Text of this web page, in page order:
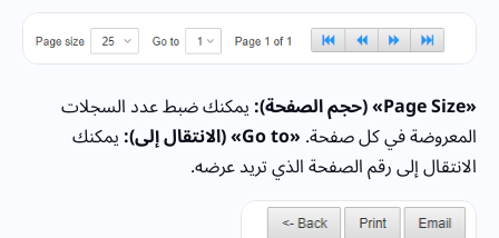
«Page Size» (حجم الصفحة): يمكنك ضبط عدد السجلات
المعروضة في كل صفحة.«Go to» (الانتقال إلى): يمكنك
الانتقال إلى رقم الصفحة الذي تريد عرضه.